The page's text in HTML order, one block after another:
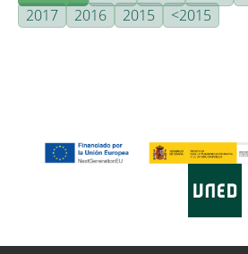
2017
2016 2015 <2015